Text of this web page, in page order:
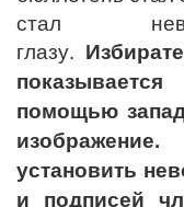
стал
глазу.
помощью
установить
и подписей